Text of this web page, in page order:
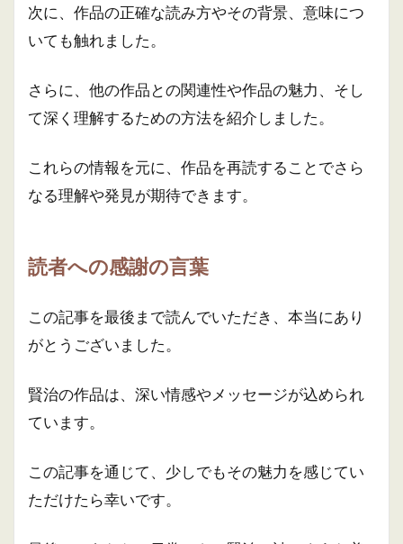
次に、作品の正確な読み方やその背景、意味につ
いても触れました。
さらに、他の作品との関連性や作品の魅力、そし
て深く理解するための方法を紹介しました。
これらの情報を元に、作品を再読することでさら
なる理解や発見が期待できます。
読者への感謝の言葉
この記事を最後まで読んでいただき、本当にあり
がとうございました。
賢治の作品は、深い情感やメッセージが込められ
ています。
この記事を通じて、少しでもその魅力を感じてい
ただけたら幸いです。